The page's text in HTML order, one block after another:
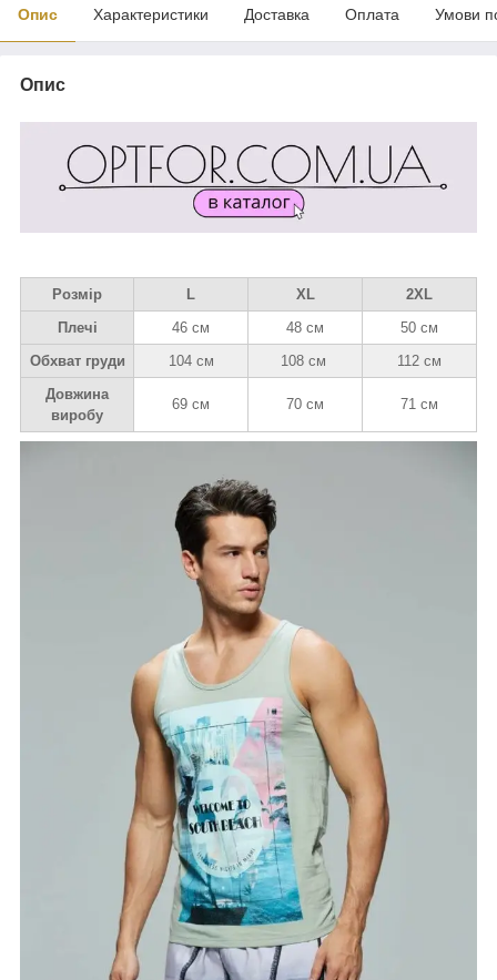
Опис Характеристики Доставка Оплата Умови
Опис
Розмір L XL
2XL
Плечі
46 см 48 см
50 см
Обхват груди
104 см 108 см
112 см
Довжина
виробу
69 см 70 см 71 см